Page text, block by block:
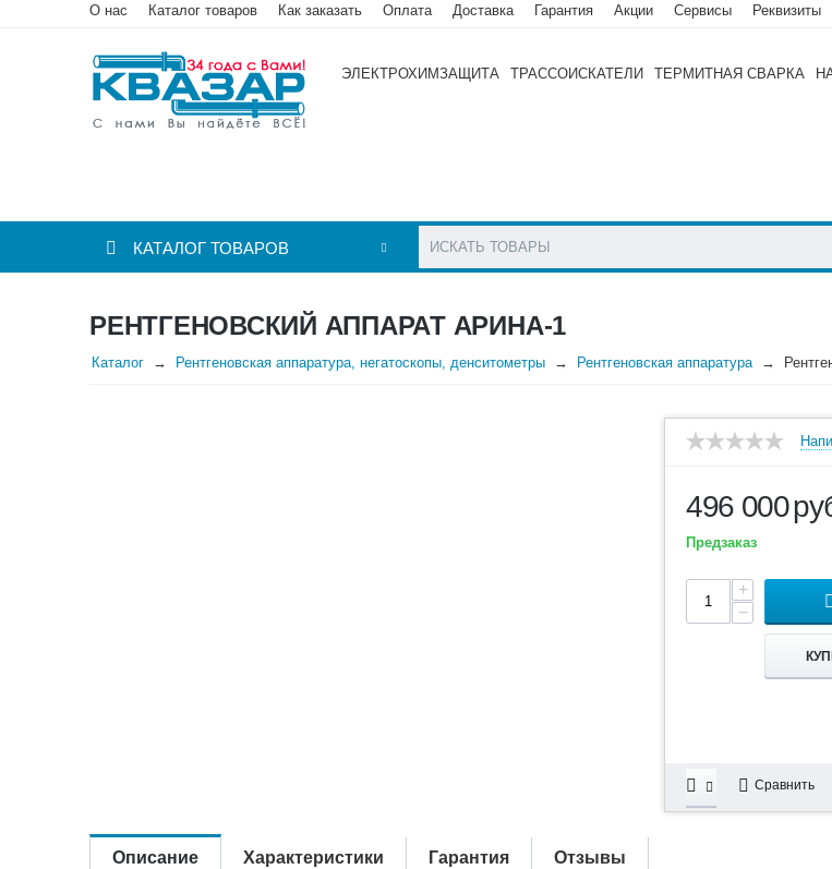
О нас Каталог товаров Как заказать Оплата Доставка Гарантия Акции Сервисы Реквизиты
ЭЛЕКТРОХИМЗАЩИТА ТРАССОИСКАТЕЛИ ТЕРМИТНАЯ СВАРКА
КАТАЛОГ ТОВАРОВ
РЕНТГЕНОВСКИЙ АППАРАТ АРИНА-1
Каталог Рентгеновская аппаратура, негатоскопы, денситометры Рентгеновская аппаратура
496 000
Предзаказ
+
−
Сравнить
Описание Характеристики Гарантия Отзывы